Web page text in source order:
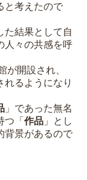
と考えたので
た結果として自
人々の共感を呼
が開設され、
れるようになり
」であった無名
「 作品 」とし
背景があるので